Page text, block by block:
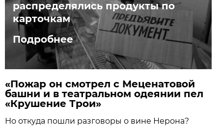
распределялись продукты по
карточкам
Подробнее
«Пожар он смотрел с Меценатовой
башни и в театральном одеянии пел
«Крушение Трои»
Но откуда пошли разговоры о вине Нерона?